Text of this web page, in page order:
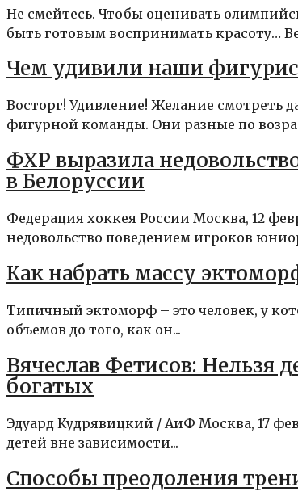
Не смейтесь. Чтобы оценивать
быть готовым воспринимать красоту…
Чем удивили наши
Восторг! Удивление! Желание смотреть
фигурной команды. Они разные по
ФХР выразила
в Белоруссии
Федерация хоккея России Москва, 12
недовольство поведением игроков
Как набрать массу
Типичный эктоморф – это человек, у
объемов до того, как он...
Вячеслав Фетисов: Нельзя
богатых
Эдуард Кудрявицкий / АиФ Москва, 17
детей вне зависимости...
Способы преодоления